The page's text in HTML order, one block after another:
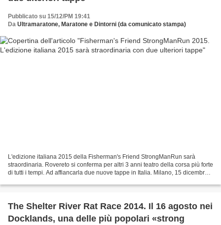
Pubblicato su 15/12/PM 19:41
Da Ultramaratone, Maratone e Dintorni (da comunicato stampa)
L'edizione italiana 2015 della Fisherman's Friend StrongManRun sarà
straordinaria. Rovereto si conferma per altri 3 anni teatro della corsa più forte
di tutti i tempi. Ad affiancarla due nuove tappe in Italia. Milano, 15 dicembre
The Shelter River Rat Race 2014. Il 16 agosto nei
Docklands, una delle più popolari «strong